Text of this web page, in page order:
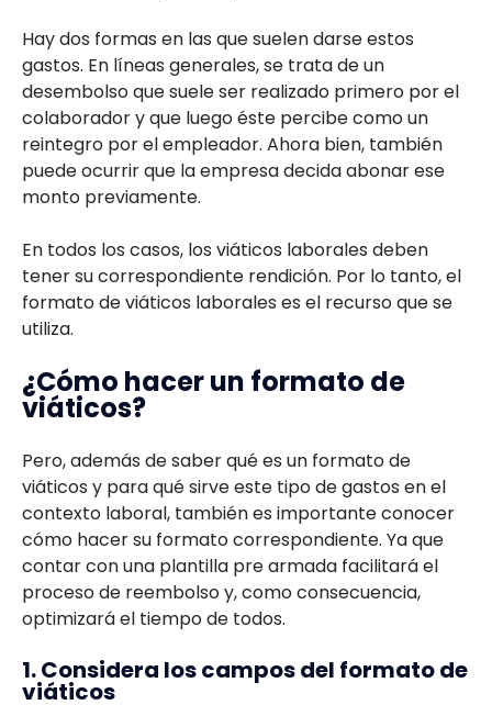
Hay dos formas en las que suelen darse estos
gastos. En líneas generales, se trata de un
desembolso que suele ser realizado primero por el
colaborador y que luego éste percibe como un
reintegro por el empleador. Ahora bien, también
puede ocurrir que la empresa decida abonar ese
monto previamente.
En todos los casos, los viáticos laborales deben
tener su correspondiente rendición. Por lo tanto, el
formato de viáticos laborales es el recurso que se
utiliza.
¿Cómo hacer un formato de
viáticos?
Pero, además de saber qué es un formato de
viáticos y para qué sirve este tipo de gastos en el
contexto laboral, también es importante conocer
cómo hacer su formato correspondiente. Ya que
contar con una plantilla pre armada facilitará el
proceso de reembolso y, como consecuencia,
optimizará el tiempo de todos.
1. Considera los campos del formato de
viáticos